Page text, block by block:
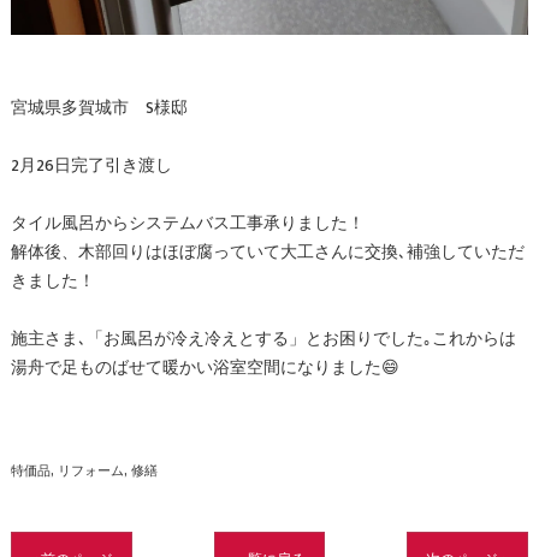
宮城県多賀城市 S様邸
2月26日完了引き渡し
タイル風呂からシステムバス工事承りました！
解体後、木部回りはほぼ腐っていて大工さんに交換､補強していただ
きました！
施主さま､「お風呂が冷え冷えとする」とお困りでした｡これからは
湯舟で足ものばせて暖かい浴室空間になりました😄
特価品 リフォーム 修繕